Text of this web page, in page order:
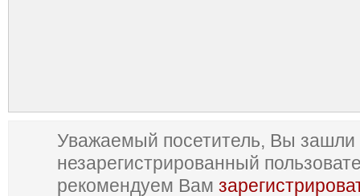
Уважаемый посетитель, Вы зашли
незарегистрированный
рекомендуем Вам